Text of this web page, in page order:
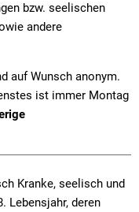
bzw. seelischen
andere
auf Wunsch anonym.
ist immer Montag
Kranke, seelisch und
Lebensjahr, deren